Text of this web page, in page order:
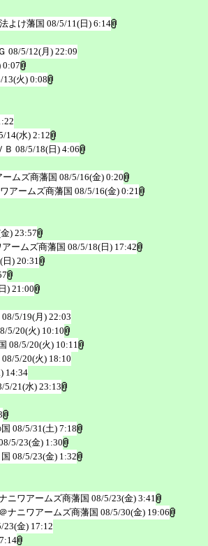
よけ藩国 08/5/11(日) 6:14
08/5/12(月) 22:09
0:07
13(火) 0:08
14(水) 2:12
Ｂ 08/5/18(日) 4:06
ムズ商藩国 08/5/16(金) 0:20
アームズ商藩国 08/5/16(金) 0:21
) 23:57
ームズ商藩国 08/5/18(日) 17:42
) 20:31
) 21:00
08/5/19(月) 22:03
5/20(火) 10:10
08/5/20(火) 10:11
08/5/20(火) 18:10
14:34
5/21(水) 23:13
08/5/31(土) 7:18
5/23(金) 1:30
08/5/23(金) 1:32
ニワアームズ商藩国 08/5/23(金) 3:41
ナニワアームズ商藩国 08/5/30(金) 19:06
23(金) 17:12